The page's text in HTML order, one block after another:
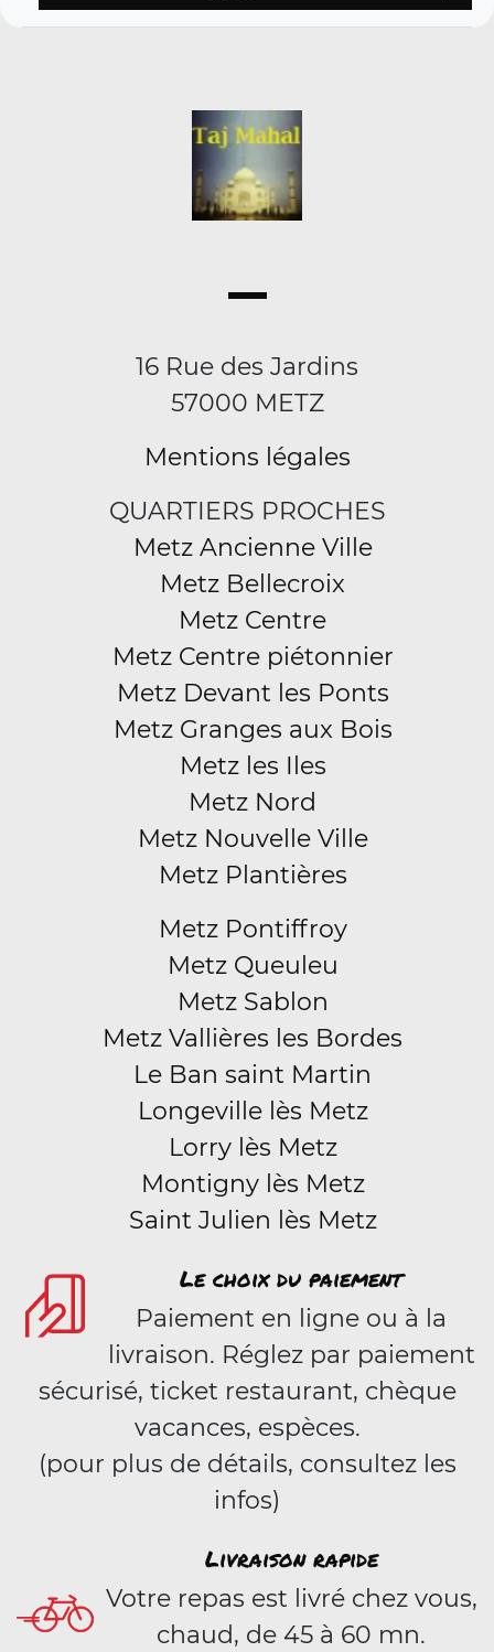
16 Rue des Jardins
57000 METZ
Mentions légales
QUARTIERS PROCHES
Metz Ancienne Ville
Metz Bellecroix
Metz Centre
Metz Centre piétonnier
Metz Devant les Ponts
Metz Granges aux Bois
Metz les Iles
Metz Nord
Metz Nouvelle Ville
Metz Plantières
Metz Pontiffroy
Metz Queuleu
Metz Sablon
Metz Vallières les Bordes
Le Ban saint Martin
Longeville lès Metz
Lorry lès Metz
Montigny lès Metz
Saint Julien lès Metz
Le choix du paiement
Paiement en ligne ou à la
livraison. Réglez par paiement
sécurisé, ticket restaurant, chèque
vacances, espèces.
(pour plus de détails, consultez les
infos)
Livraison rapide
Votre repas est livré chez vous,
chaud, de 45 à 60 mn.